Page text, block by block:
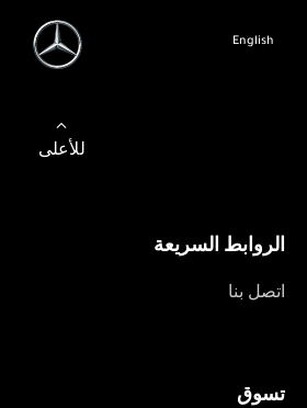
English
للأعلى
الروابط السريعة
اتصل بنا
تسوق